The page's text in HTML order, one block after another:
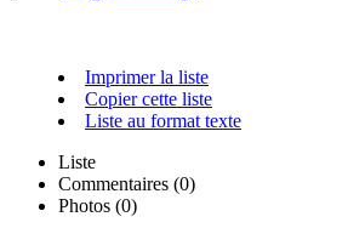
Imprimer la liste
Copier cette liste
Liste au format texte
Liste
Commentaires (0)
Photos (0)